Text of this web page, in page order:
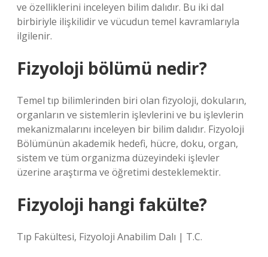
ve özelliklerini inceleyen bilim dalıdır. Bu iki dal
birbiriyle ilişkilidir ve vücudun temel kavramlarıyla
ilgilenir.
Fizyoloji bölümü nedir?
Temel tıp bilimlerinden biri olan fizyoloji, dokuların,
organların ve sistemlerin işlevlerini ve bu işlevlerin
mekanizmalarını inceleyen bir bilim dalıdır. Fizyoloji
Bölümünün akademik hedefi, hücre, doku, organ,
sistem ve tüm organizma düzeyindeki işlevler
üzerine araştırma ve öğretimi desteklemektir.
Fizyoloji hangi fakülte?
Tıp Fakültesi, Fizyoloji Anabilim Dalı | T.C.